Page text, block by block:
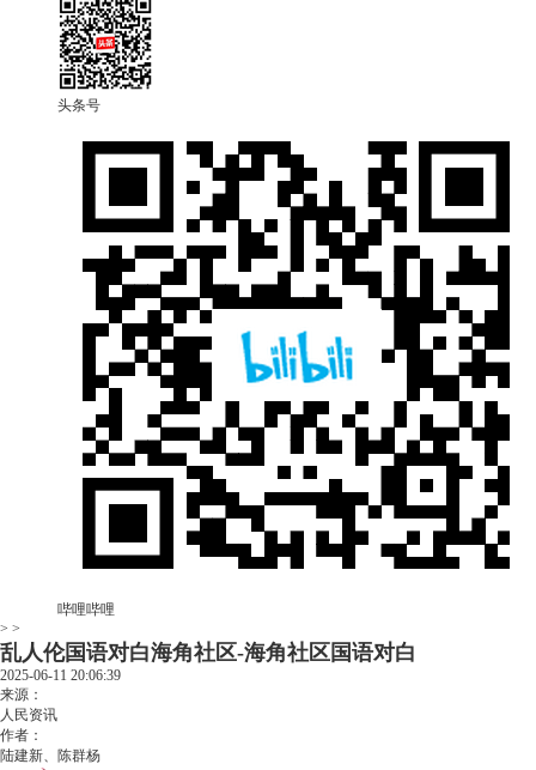
头条号
哔哩哔哩
> >
乱人伦国语对白海角社区-海角社区国语对白
2025-06-11 20:06:39
来源：
人民资讯
作者：
陆建新、陈群杨